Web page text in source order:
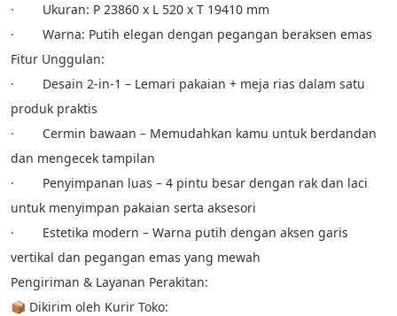
·        Ukuran: P 23860 x L 520 x T 19410 mm
·        Warna: Putih elegan dengan pegangan beraksen emas
Fitur Unggulan:
·        Desain 2-in-1 – Lemari pakaian + meja rias dalam satu
produk praktis
·        Cermin bawaan – Memudahkan kamu untuk berdandan
dan mengecek tampilan
·        Penyimpanan luas – 4 pintu besar dengan rak dan laci
untuk menyimpan pakaian serta aksesori
·        Estetika modern – Warna putih dengan aksen garis
vertikal dan pegangan emas yang mewah
Pengiriman & Layanan Perakitan:
📦 Dikirim oleh Kurir Toko: